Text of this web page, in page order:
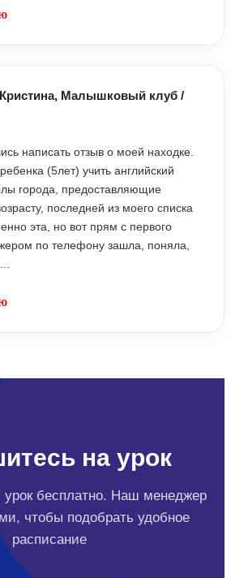
Малышковый клуб /
написать отзыв о моей находке.
(5лет) учить английский
города, предоставляющие
последней из моего списка
эта, но вот прям с первого
по телефону зашла, поняла,
на урок
бесплатно. Наш менеджер
чтобы подобрать удобное
расписание